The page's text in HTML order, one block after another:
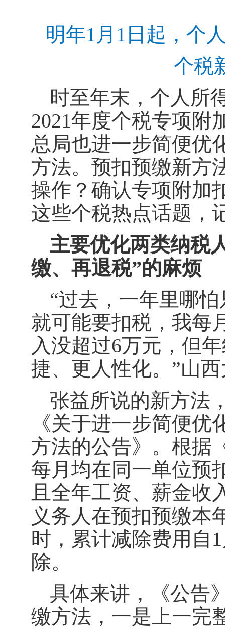
明年1月1日起，个
个税
时至年末，个人所
2021年度个税专项附
总局也进一步简便优
方法。预扣预缴新方
操作？确认专项附加
这些个税热点话题，
主要优化两类纳税
缴、再退税”的麻烦
“过去，一年里哪
就可能要扣税，我每
入没超过6万元，但
捷、更人性化。”山
张益所说的新方法
《关于进一步简便
方法的公告》。根据
每月均在同一单位预
且全年工资、薪金收
义务人在预扣预缴本
时，累计减除费用自
除。
具体来讲，《公告
缴方法，一是上一完